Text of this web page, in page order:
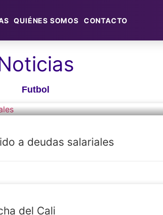
QUIÉNES SOMOS CONTACTO
Futbol
a deudas salariales
del Cali